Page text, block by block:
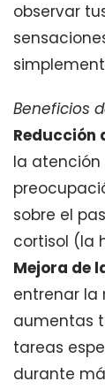
observar
Beneficios
Reducción
la atención
sobre el
cortisol (la
Mejora de
entrenar la
aumentas
tareas
durante